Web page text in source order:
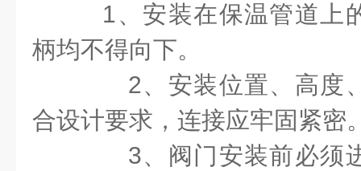
1、安装在保温管道上
柄均不得向下。
2、安装位置、高度
合设计要求，连接应牢固紧密
3、阀门安装前必须